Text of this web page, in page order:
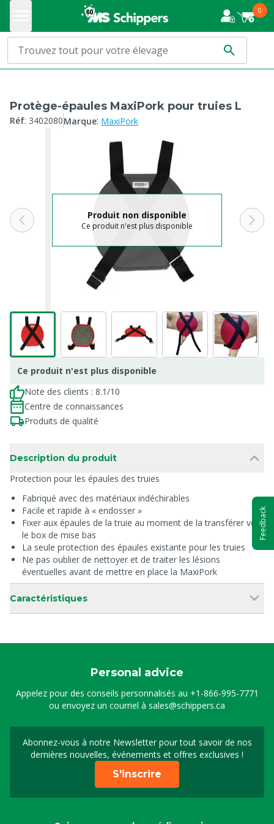
0
Protège-épaules MaxiPork pour truies L
Réf: 3402080Marque: MaxiPork
Produit non disponible
Ce produit n'est plus disponible
Ce produit n'est plus disponible
Note des clients : 8.1/10
Centre de connaissances
Produits de qualité
Description du produit
Protection pour les épaules des truies
Fabriqué avec des matériaux indéchirables
Facile et rapide à « endosser »
Fixer aux épaules de la truie au moment de la transférer vers
le box de mise bas
La seule protection des épaules existante pour les truies
Ne pas oublier de nettoyer et de traiter les lésions
éventuelles avant de mettre en place la MaxiPork
Caractéristiques
Personal advice
Appelez pour des conseils personnalisés au +1-866-995-7771
ou envoyez un courriel à sales@schippers.ca
Abonnez-vous à notre Newsletter pour tout savoir de nos
dernières nouvelles, événements et offres exclusives !
Sign up for our
S'inscrire
Feedback